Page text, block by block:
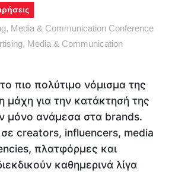
Media & Communication Conference
Media & Communication
πιο πολύτιμο νόμισμα της
μάχη για την κατάκτησή της
μόνο ανάμεσα στα brands.
σε creators, influencers, media
πλατφόρμες και
καθημερινά λίγα